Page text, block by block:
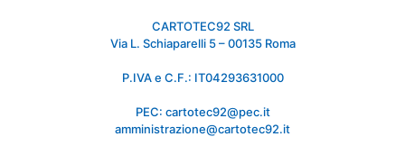
CARTOTEC92 SRL
Via L. Schiaparelli 5 – 00135 Roma
P.IVA e C.F.: IT04293631000
PEC: cartotec92@pec.it
amministrazione@cartotec92.it